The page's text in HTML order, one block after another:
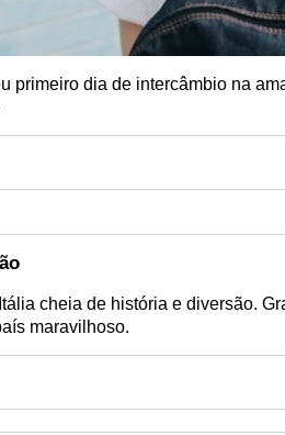
primeiro dia de intercâmbio na
cheia de história e diversão.
maravilhoso.